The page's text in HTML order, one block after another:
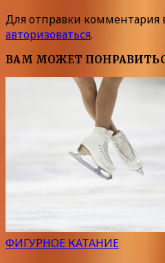
Для отправки комментария
авторизоваться.
ВАМ МОЖЕТ
ФИГУРНОЕ КАТАНИЕ